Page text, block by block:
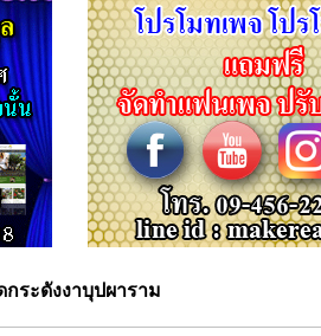
ระดังงาบุปผาราม